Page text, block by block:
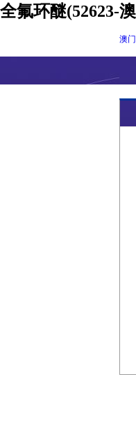
全氟环醚(52623-
澳